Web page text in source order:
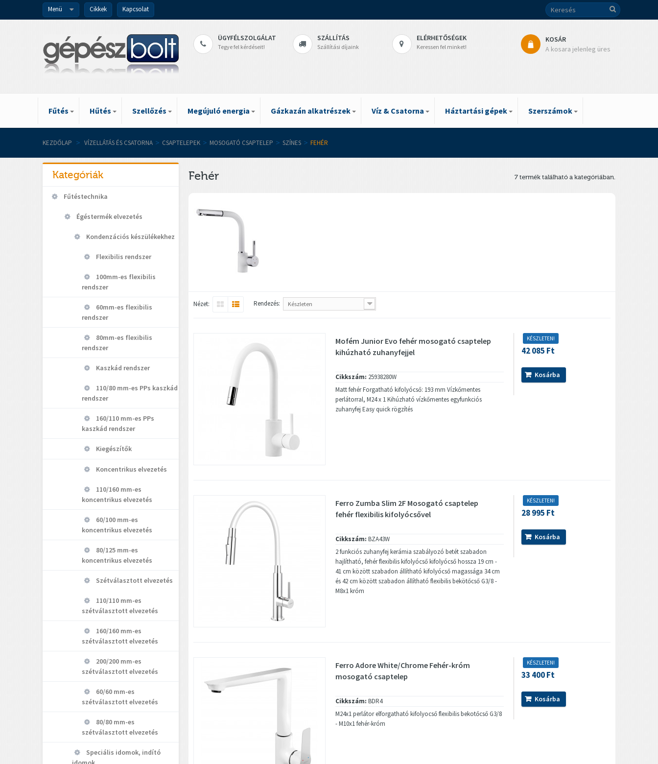
Menü Cikkek Kapcsolat
ÜGYFÉLSZOLGÁLAT
Tegye fel kérdéseit!
SZÁLLÍTÁS
Szállítási díjaink
ELÉRHETŐSÉGEK
Keressen fel minket!
KOSÁR
A kosara jelenleg üres
Fűtés Hűtés Szellőzés Megújuló energia Gázkazán alkatrészek Víz & Csatorna Háztartási gépek Szerszámok
KEZDŐLAP > VÍZELLÁTÁS ÉS CSATORNA > CSAPTELEPEK > MOSOGATÓ CSAPTELEP > SZÍNES > FEHÉR
Kategóriák
Fűtéstechnika
Égéstermék elvezetés
Kondenzációs készülékekhez
Flexibilis rendszer
100mm-es flexibilis
rendszer
60mm-es flexibilis
rendszer
80mm-es flexibilis
rendszer
Kaszkád rendszer
110/80 mm-es PPs kaszkád
rendszer
160/110 mm-es PPs
kaszkád rendszer
Kiegészítők
Koncentrikus elvezetés
110/160 mm-es
koncentrikus elvezetés
60/100 mm-es
koncentrikus elvezetés
80/125 mm-es
koncentrikus elvezetés
Szétválasztott elvezetés
110/110 mm-es
szétválasztott elvezetés
160/160 mm-es
szétválasztott elvezetés
200/200 mm-es
szétválasztott elvezetés
60/60 mm-es
szétválasztott elvezetés
80/80 mm-es
szétválasztott elvezetés
Speciális idomok, indító
Fehér 7 termék található a kategóriában.
Nézet: Rendezés: Készleten
Mofém Junior Evo fehér mosogató csaptelep
kihúzható zuhanyfejjel
Cikkszám: 25938280W
Matt fehér Forgatható kifolyócső: 193 mm Vízkőmentes
perlátorral, M24 x 1 Kihúzható vízkőmentes egyfunkciós
zuhanyfej Easy quick rögzítés
KÉSZLETEN!
42 085 Ft
Kosárba
Ferro Zumba Slim 2F Mosogató csaptelep
fehér flexibilis kifolyócsővel
Cikkszám: BZA43W
2 funkciós zuhanyfej kerámia szabályozó betét szabadon
hajlítható, fehér flexibilis kifolyócső kifolyócső hossza 19 cm -
41 cm között szabadon állítható kifolyócső magassága 34 cm
és 42 cm között szabadon állítható flexibilis bekötőcső G3/8 -
M8x1 króm
KÉSZLETEN!
28 995 Ft
Kosárba
Ferro Adore White/Chrome Fehér-króm
mosogató csaptelep
Cikkszám: BDR4
M24x1 perlátor elforgatható kifolyocső flexibilis bekotőcső G3/8
- M10x1 fehér-króm
KÉSZLETEN!
33 400 Ft
Kosárba